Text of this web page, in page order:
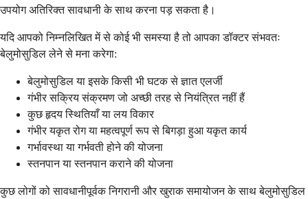
उपयोग अतिरिक्त सावधानी के साथ करना पड़ सकता है।
यदि आपको निम्नलिखित में से कोई भी समस्या है तो आपका डॉक्टर संभवतः
बेलुमोसुडिल लेने से मना करेगा:
बेलुमोसुडिल या इसके किसी भी घटक से ज्ञात एलर्जी
गंभीर सक्रिय संक्रमण जो अच्छी तरह से नियंत्रित नहीं हैं
कुछ हृदय स्थितियाँ या लय विकार
गंभीर यकृत रोग या महत्वपूर्ण रूप से बिगड़ा हुआ यकृत कार्य
गर्भावस्था या गर्भवती होने की योजना
स्तनपान या स्तनपान कराने की योजना
कुछ लोगों को सावधानीपूर्वक निगरानी और खुराक समायोजन के साथ बेलुमोसुडिल